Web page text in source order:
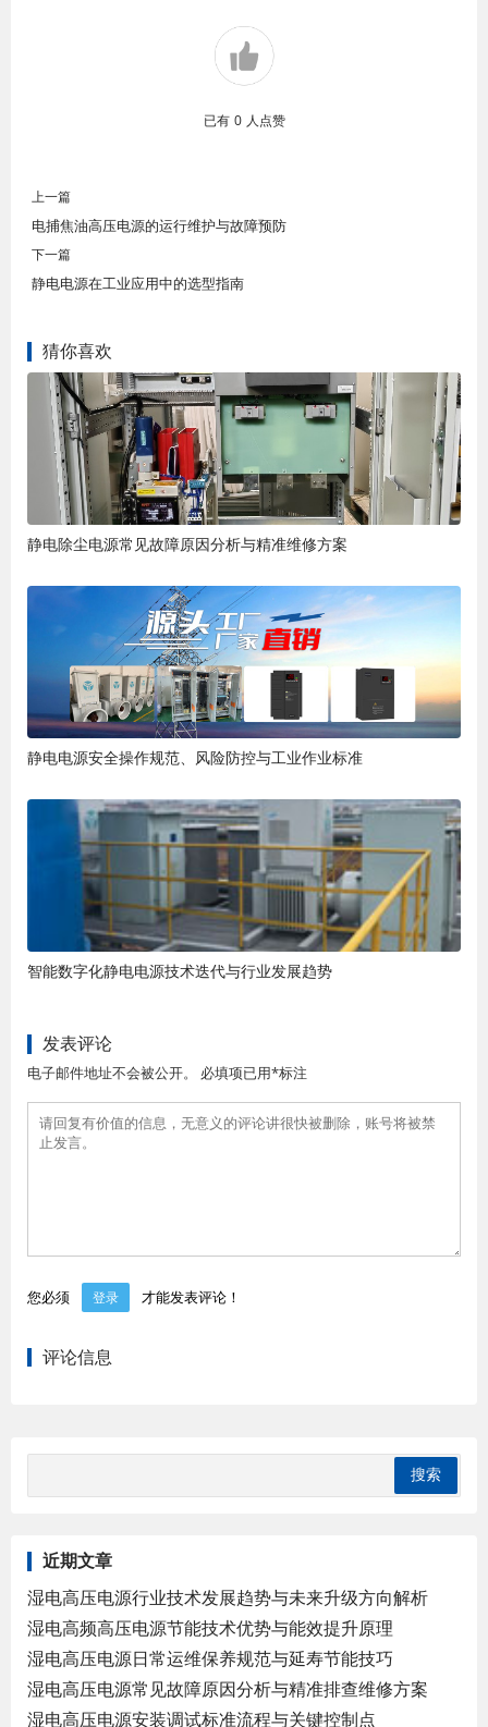
已有 0 人点赞
上一篇
电捕焦油高压电源的运行维护与故障预防
下一篇
静电电源在工业应用中的选型指南
猜你喜欢
静电除尘电源常见故障原因分析与精准维修方案
静电电源安全操作规范、风险防控与工业作业标准
智能数字化静电电源技术迭代与行业发展趋势
发表评论
电子邮件地址不会被公开。 必填项已用*标注
您必须 登录 才能发表评论！
评论信息
近期文章
湿电高压电源行业技术发展趋势与未来升级方向解析
湿电高频高压电源节能技术优势与能效提升原理
湿电高压电源日常运维保养规范与延寿节能技巧
湿电高压电源常见故障原因分析与精准排查维修方案
湿电高压电源安装调试标准流程与关键控制点